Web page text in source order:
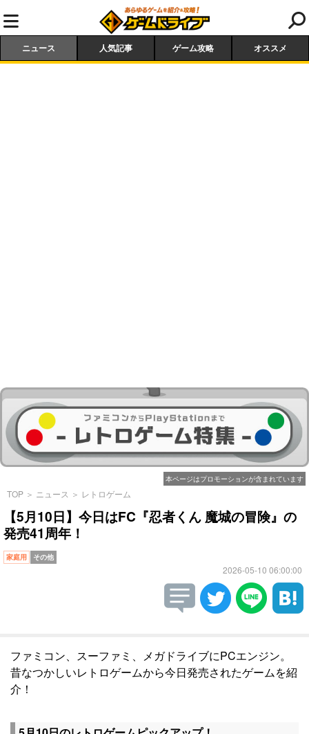
ニュース 人気記事 ゲーム攻略 オススメ
本ページはプロモーションが含まれています
TOP ＞ ニュース ＞ レトロゲーム
【5月10日】今日はFC『忍者くん 魔城の冒険』の
発売41周年！
家庭用 その他
2026-05-10 06:00:00
ファミコン、スーファミ、メガドライブにPCエンジン。
昔なつかしいレトロゲームから今日発売されたゲームを紹
介！